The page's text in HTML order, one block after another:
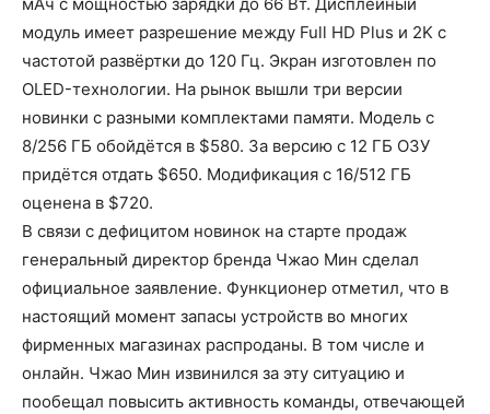
мАч с мощностью зарядки до 66 Вт. Дисплейный
модуль имеет разрешение между Full HD Plus и 2K с
частотой развёртки до 120 Гц. Экран изготовлен по
OLED-технологии. На рынок вышли три версии
новинки с разными комплектами памяти. Модель с
8/256 ГБ обойдётся в $580. За версию с 12 ГБ ОЗУ
придётся отдать $650. Модификация с 16/512 ГБ
оценена в $720.
В связи с дефицитом новинок на старте продаж
генеральный директор бренда Чжао Мин сделал
официальное заявление. Функционер отметил, что в
настоящий момент запасы устройств во многих
фирменных магазинах распроданы. В том числе и
онлайн. Чжао Мин извинился за эту ситуацию и
пообещал повысить активность команды, отвечающей